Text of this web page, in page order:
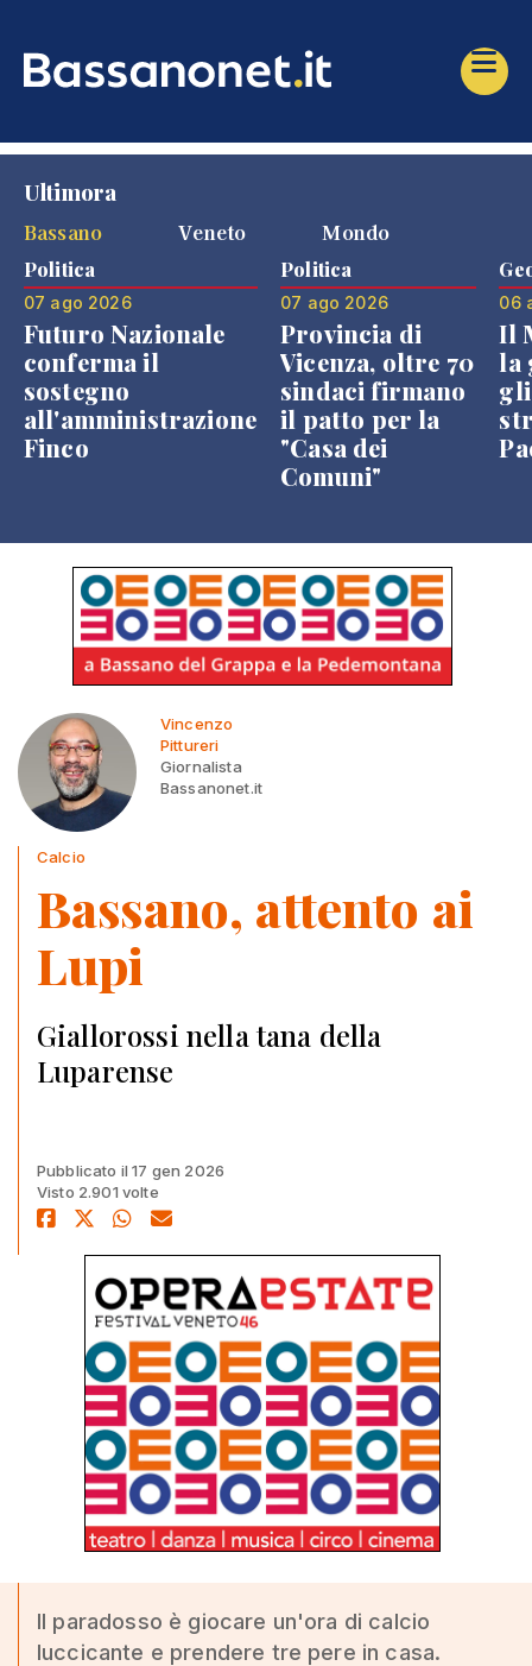
Ultimora
Bassano
Veneto Mondo
Politica
07 ago 2026
Futuro Nazionale
conferma il
sostegno
all'amministrazione
Finco
Politica
07 ago 2026
Provincia di
Vicenza, oltre 70
sindaci firmano
il patto per la
"Casa dei
Comuni"
06
Il
la
Vincenzo
Pittureri
Giornalista
Bassanonet.it
Calcio
Bassano, attento ai
Lupi
Giallorossi nella tana della
Luparense
Pubblicato il 17 gen 2026
Visto 2.901 volte
Il paradosso è giocare un'ora di calcio
luccicante e prendere tre pere in casa.